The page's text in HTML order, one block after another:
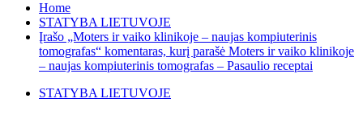
Home
STATYBA LIETUVOJE
Įrašo „Moters ir vaiko klinikoje – naujas kompiuterinis
tomografas“ komentaras, kurį parašė Moters ir vaiko klinikoje
– naujas kompiuterinis tomografas – Pasaulio receptai
STATYBA LIETUVOJE